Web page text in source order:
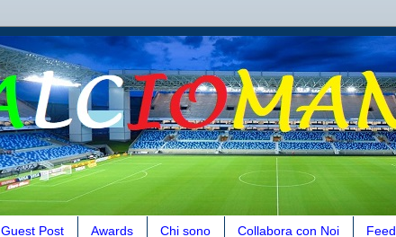
Guest Post Awards Chi sono Collabora con Noi Feed